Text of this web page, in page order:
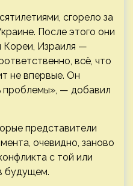
сгорело за
После этого они
Кореи, Израиля —
всё, что
не впервые. Он
проблемы», — добавил
представители
очевидно, заново
с той или
будущем.